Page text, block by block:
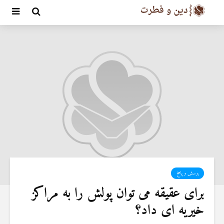
پرسش و پاسخ
برای عقیقه می توان پولش را به مراکز
خیریه ای داد؟